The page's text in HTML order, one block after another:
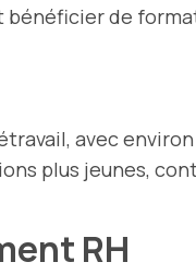
bénéficier de
avec
plus jeunes,
RH